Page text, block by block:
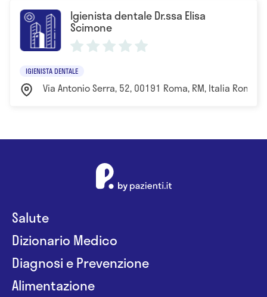
Igienista dentale Dr.ssa Elisa
Scimone
IGIENISTA DENTALE
Via Antonio Serra, 52, 00191 Roma, RM, Italia Roma
Salute
Dizionario Medico
Diagnosi e Prevenzione
Alimentazione